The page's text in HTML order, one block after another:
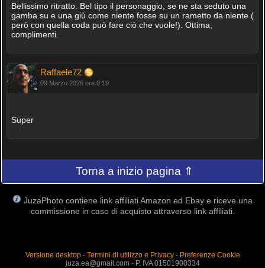
Bellissimo ritratto. Bel tipo il personaggio, se ne sta seduto una
gamba su e una giù come niente fosse su un rametto da niente (
però con quella coda può fare ciò che vuole!). Ottima,
complimenti.
Raffaele72
09 Marzo 2026 ore 0:19
Super
Torna a inizio pagina ⇑
JuzaPhoto contiene link affiliati Amazon ed Ebay e riceve una
commissione in caso di acquisto attraverso link affiliati.
Versione desktop- Termini di utilizzo e Privacy- Preferenze Cookie
juza.ea@gmail.com - P. IVA 01501900334